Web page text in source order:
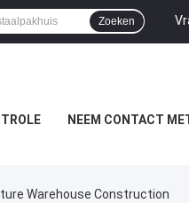
Zoeken
NEEM CONTACT
Warehouse Construction